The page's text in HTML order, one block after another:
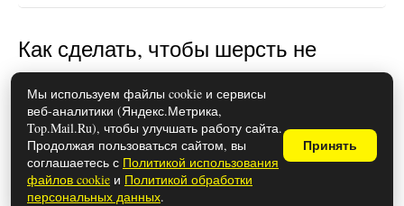
Как сделать, чтобы шерсть не
прилипала к одежде: простые
лайфхаки
Мы используем файлы cookie и сервисы
веб-аналитики (Яндекс.Метрика,
Top.Mail.Ru), чтобы улучшать работу сайта.
Продолжая пользоваться сайтом, вы
соглашаетесь с Политикой использования
файлов cookie и Политикой обработки
персональных данных.
Принять